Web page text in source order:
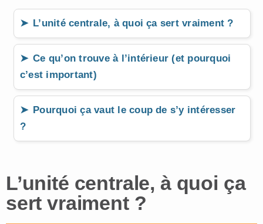
L’unité centrale, à quoi ça sert vraiment ?
Ce qu’on trouve à l’intérieur (et pourquoi
c’est important)
Pourquoi ça vaut le coup de s’y intéresser
?
L’unité centrale, à quoi ça
sert vraiment ?